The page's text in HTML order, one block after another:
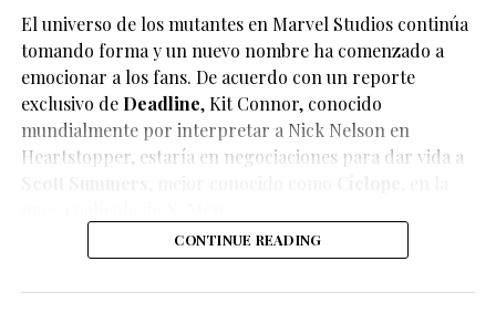
El universo de los mutantes en Marvel Studios continúa
tomando forma y un nuevo nombre ha comenzado a
emocionar a los fans. De acuerdo con un reporte
exclusivo de Deadline,Kit Connor, conocido
mundialmente por interpretar a Nick Nelson en
Heartstopper, estaría en negociaciones para dar vida a
CONTINUE READING